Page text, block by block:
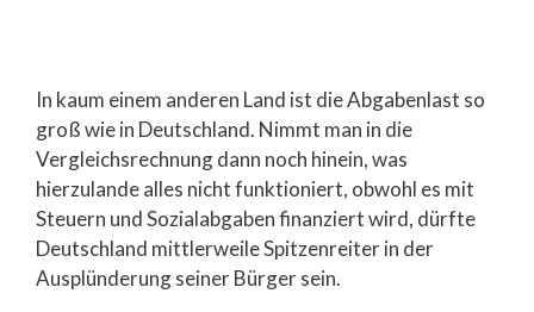
In kaum einem anderen Land ist die Abgabenlast so
groß wie in Deutschland. Nimmt man in die
Vergleichsrechnung dann noch hinein, was
hierzulande alles nicht funktioniert, obwohl es mit
Steuern und Sozialabgaben finanziert wird, dürfte
Deutschland mittlerweile Spitzenreiter in der
Ausplünderung seiner Bürger sein.